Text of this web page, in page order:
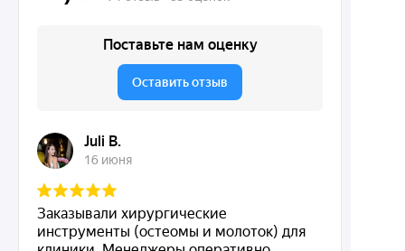
Ортопедические
инструменты
Dentins.ru
Акции
О нас
Доставка и контакты